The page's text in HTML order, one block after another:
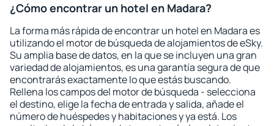
¿Cómo encontrar un hotel en Madara?
La forma más rápida de encontrar un hotel en Madara es
utilizando el motor de búsqueda de alojamientos de eSky.
Su amplia base de datos, en la que se incluyen una gran
variedad de alojamientos, es una garantía segura de que
encontrarás exactamente lo que estás buscando.
Rellena los campos del motor de búsqueda - selecciona
el destino, elige la fecha de entrada y salida, añade el
número de huéspedes y habitaciones y ya está. Los